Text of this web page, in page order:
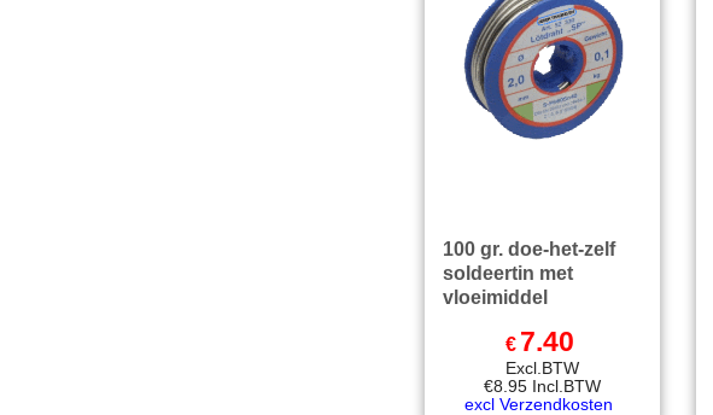
100 gr. doe-het-zelf
soldeertin met
vloeimiddel
€ 7.40
Excl.BTW
€8.95 Incl.BTW
excl Verzendkosten